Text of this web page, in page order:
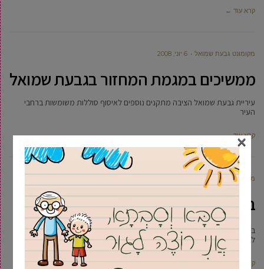
קרא עוד ←
מקומונט גבעת שמואל 6 יוני, 2008
ממשיכים במגמת המחזור בגבעת שמואל
עיריית גבעת שמואל הציבה מתקנים נוספים לאיסוף סוללות משומשות ברחבי
העיר
קרא עוד ←
מקומונט גבעת שמואל
בן ארי נאבק בהצבת אנטנות סלולאריות
בעקבות כוונת החברות הסלולאריות להציב אנטנה ברחוב גוש עציון החליט בן ארי
לצאת למאבק בכוונה.
קרא עוד ←
×